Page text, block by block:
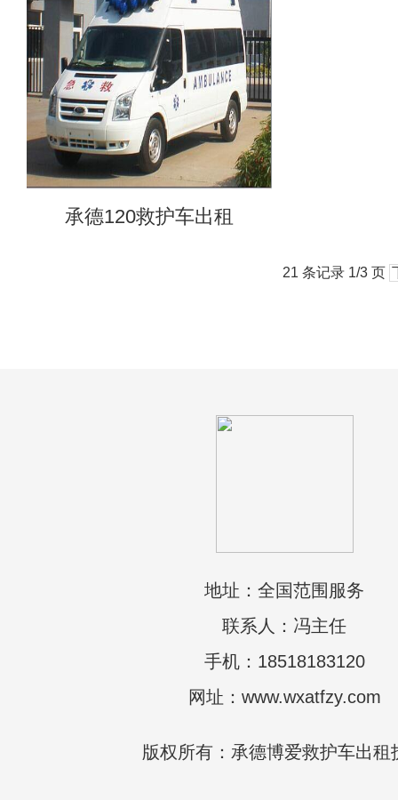
承德120救护车出租
21 条记录 1/3 页
地址：全国范围服务
联系人：冯主任
手机：18518183120
网址：www.wxatfzy.com
版权所有：承德博爱救护车出租